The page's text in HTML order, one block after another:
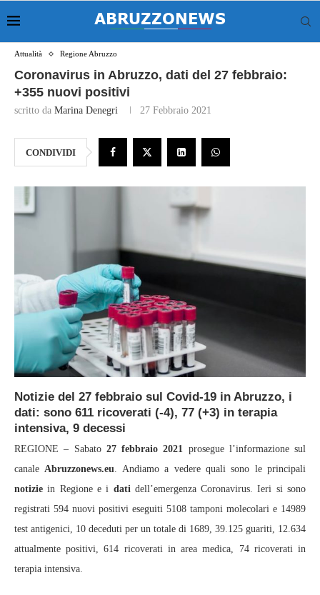
Attualità Regione Abruzzo
Coronavirus in Abruzzo, dati del 27 febbraio:
+355 nuovi positivi
scritto da Marina Denegri 27 Febbraio 2021
CONDIVIDI
Notizie del 27 febbraio sul Covid-19 in Abruzzo, i
dati: sono 611 ricoverati (-4), 77 (+3) in terapia
intensiva, 9 decessi
REGIONE – Sabato27 febbraio 2021 prosegue l’informazione sul
canaleAbruzzonews.eu. Andiamo a vedere quali sono le principali
notizie in Regione e i datidell’emergenza Coronavirus. Ieri si sono
registrati 594 nuovi positivi eseguiti 5108 tamponi molecolari e 14989
test antigenici, 10 deceduti per un totale di 1689, 39.125 guariti, 12.634
attualmente positivi, 614 ricoverati in area medica, 74 ricoverati in
terapia intensiva.